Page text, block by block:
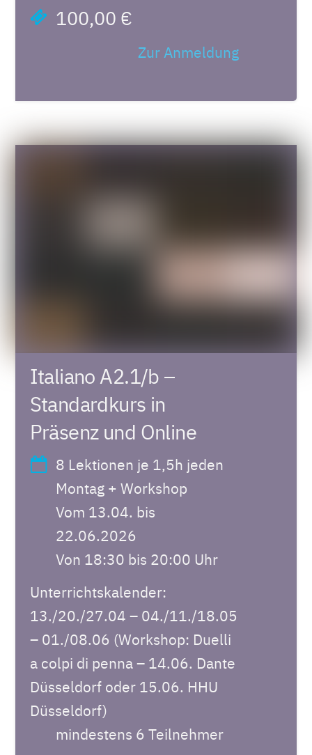
100,00 €
Zur Anmeldung
Italiano A2.1/b –
Standardkurs in
Präsenz und Online
8 Lektionen je 1,5h jeden
Montag + Workshop
Vom 13.04. bis
22.06.2026
Von 18:30 bis 20:00 Uhr
Unterrichtskalender:
13./20./27.04 – 04./11./18.05
– 01./08.06 (Workshop: Duelli
a colpi di penna – 14.06. Dante
Düsseldorf oder 15.06. HHU
Düsseldorf)
mindestens 6 Teilnehmer